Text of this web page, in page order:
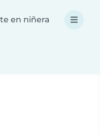
en niñera